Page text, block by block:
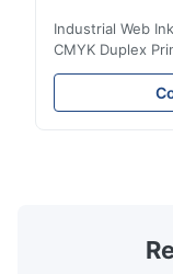
Industrial Web
CMYK Duplex
Yintech Co.,LTD
enterprise
making
UV plate making
making